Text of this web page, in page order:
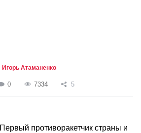
Игорь Атаманенко
0 7334 5
Первый противоракетчик страны и